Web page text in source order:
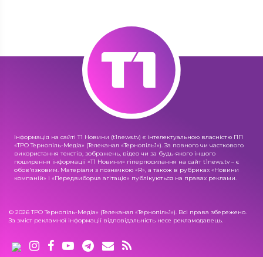
Інформація на сайті Т1 Новини (t1news.tv) є інтелектуальною власністю ПП
«ТРО Тернопіль-Медіа» (Телеканал «Тернопіль1»). За повного чи часткового
використання текстів, зображень, відео чи за будь-якого іншого
поширення інформації «Т1 Новини» гіперпосилання на сайт t1news.tv – є
обов'язковим. Матеріали з позначкою «R», а також в рубриках «Новини
компаній» і «Передвиборча агітація» публікуються на правах реклами.
© 2026 ТРО Тернопіль-Медіа» (Телеканал «Тернопіль1»). Всі права збережено.
За зміст рекламної інформації відповідальність несе рекламодавець.